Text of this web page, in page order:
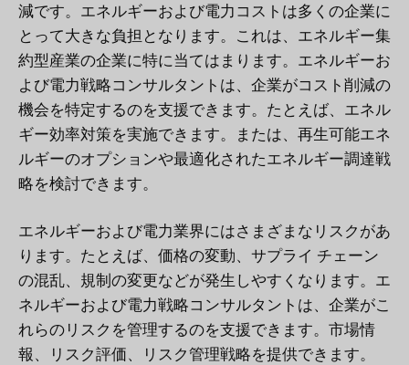
減です。エネルギーおよび電力コストは多くの企業に
とって大きな負担となります。これは、エネルギー集
約型産業の企業に特に当てはまります。エネルギーお
よび電力戦略コンサルタントは、企業がコスト削減の
機会を特定するのを支援できます。たとえば、エネル
ギー効率対策を実施できます。または、再生可能エネ
ルギーのオプションや最適化されたエネルギー調達戦
略を検討できます。
エネルギーおよび電力業界にはさまざまなリスクがあ
ります。たとえば、価格の変動、サプライ チェーン
の混乱、規制の変更などが発生しやすくなります。エ
ネルギーおよび電力戦略コンサルタントは、企業がこ
れらのリスクを管理するのを支援できます。市場情
報、リスク評価、リスク管理戦略を提供できます。